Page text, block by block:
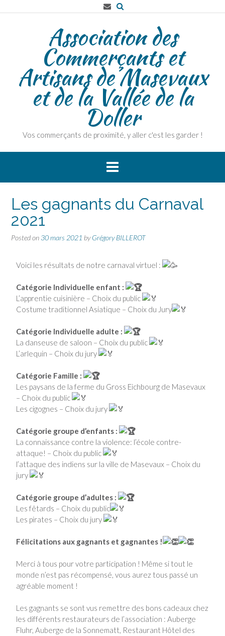
Association des
Commerçants et
Artisans de Masevaux
et de la Vallée de la
Doller
Vos commerçants de proximité, y aller c'est les garder !
Les gagnants du Carnaval
2021
Posted on 30 mars 2021 byGrégory BILLEROT
Voici les résultats de notre carnaval virtuel :
Catégorie Individuelle enfant :
L’apprentie cuisinière – Choix du public
Costume traditionnel Asiatique – Choix du Jury
Catégorie Individuelle adulte :
La danseuse de saloon – Choix du public
L’arlequin – Choix du jury
Catégorie Famille :
Les paysans de la ferme du Gross Eichbourg de Masevaux
– Choix du public
Les cigognes – Choix du jury
Catégorie groupe d’enfants :
La connaissance contre la violence: l’école contre-
attaque! – Choix du public
l’attaque des indiens sur la ville de Masevaux – Choix du
jury
Catégorie groupe d’adultes :
Les fêtards – Choix du public
Les pirates – Choix du jury
Félicitations aux gagnants et gagnantes !
Merci à tous pour votre participation ! Même si tout le
monde n’est pas récompensé, vous aurez tous passé un
agréable moment !
Les gagnants se sont vus remettre des bons cadeaux chez
les différents restaurateurs de l’association : Auberge
Fluhr, Auberge de la Sonnematt, Restaurant Hôtel des